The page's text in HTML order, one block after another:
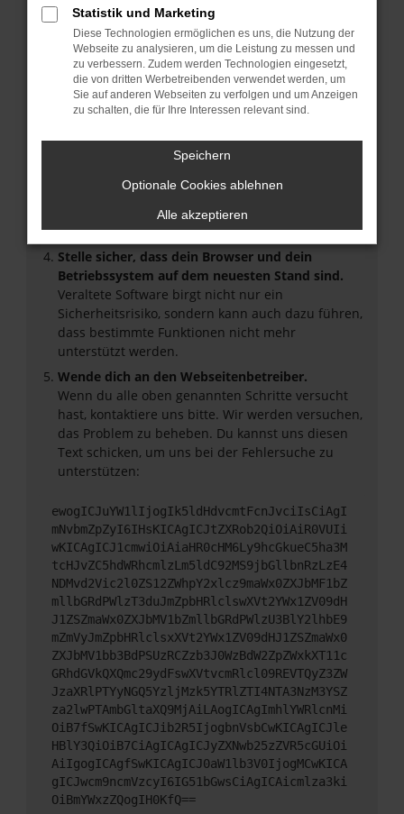
Überprüfe deine Firewall und deine
Internetverbindung.
Laden andere Webseiten, zum Beispiel deine
Suchmaschine?
Prüfe deine Browsererweiterungen.
Manche Erweiterungen, wie Werbeblocker, können
Funktioniert die Seite in einem anderen Browser
oder in einem privaten Fenster?
Starte dein Gerät neu.
Das kann manchmal helfen, vorübergehende
Probleme zu beheben.
Stelle sicher, dass dein Browser und dein
Betriebssystem auf dem neuesten Stand sind.
Veraltete Software birgt nicht nur ein
Sicherheitsrisiko, sondern kann auch dazu führen,
dass bestimmte Funktionen nicht mehr
unterstützt werden.
Wende dich an den Webseitenbetreiber.
Wenn du alle oben genannten Schritte versucht
hast, kontaktiere uns bitte. Wir werden versuchen,
das Problem zu beheben. Du kannst uns diesen
Text schicken, um uns bei der Fehlersuche zu
unterstützen:
ewogICJuYW1lIjogIk5ldHdvcmtFcnJvciIsCiAgI
mNvbmZpZyI6IHsKICAgICJtZXRob2QiOiAiR0VUIi
wKICAgICJ1cmwiOiAiaHR0cHM6Ly9hcGkueC5ha3M
tcHJvZC5hdWRhcmlzLm5ldC92MS9jbGllbnRzLzE4
NDMvd2Vic2l0ZS12ZWhpY2xlcz9maWx0ZXJbMF1bZ
mllbGRdPWlzT3duJmZpbHRlclswXVt2YWx1ZV09dH
J1ZSZmaWx0ZXJbMV1bZmllbGRdPWlzU3BlY2lhbE9
mZmVyJmZpbHRlclsxXVt2YWx1ZV09dHJ1ZSZmaWx0
ZXJbMV1bb3BdPSUzRCZzb3J0WzBdW2ZpZWxkXT11c
GRhdGVkQXQmc29ydFswXVtvcmRlcl09REVTQyZ3ZW
JzaXRlPTYyNGQ5YzljMzk5YTRlZTI4NTA3NzM3YSZ
za2lwPTAmbGltaXQ9MjAiLAogICAgImhlYWRlcnMi
OiB7fSwKICAgICJib2R5IjogbnVsbCwKICAgICJle
HBlY3QiOiB7CiAgICAgICJyZXNwb25zZVR5cGUiOi
AiIgogICAgfSwKICAgICJ0aW1lb3V0IjogMCwKICA
gICJwcm9ncmVzcyI6IG51bGwsCiAgICAicmlza3ki
OiBmYWxzZQogIH0KfQ==
Statistik und Marketing
Diese Technologien ermöglichen es uns, die Nutzung der
Webseite zu analysieren, um die Leistung zu messen und
zu verbessern. Zudem werden Technologien eingesetzt,
die von dritten Werbetreibenden verwendet werden, um
Sie auf anderen Webseiten zu verfolgen und um Anzeigen
zu schalten, die für Ihre Interessen relevant sind.
Speichern
Optionale Cookies ablehnen
Alle akzeptieren